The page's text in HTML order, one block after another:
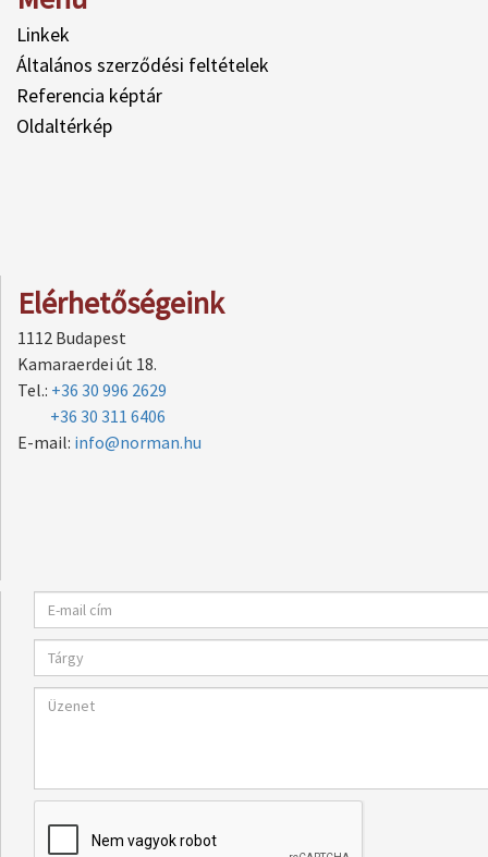
Linkek
Általános szerződési feltételek
Referencia képtár
Oldaltérkép
Elérhetőségeink
1112 Budapest
Kamaraerdei út 18.
Tel.: +36 30 996 2629
+36 30 311 6406
E-mail: info@norman.hu